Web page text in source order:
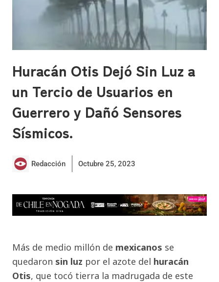
Huracán Otis Dejó Sin Luz a
un Tercio de Usuarios en
Guerrero y Dañó Sensores
Sísmicos.
Redacción Octubre 25, 2023
Más de medio millón de mexicanos se
quedaron sin luz por el azote del huracán
Otis, que tocó tierra la madrugada de este